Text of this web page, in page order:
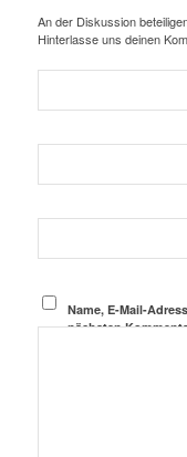
An der Diskussion
Hinterlasse uns deinen
Name, E-Mail-
nächsten